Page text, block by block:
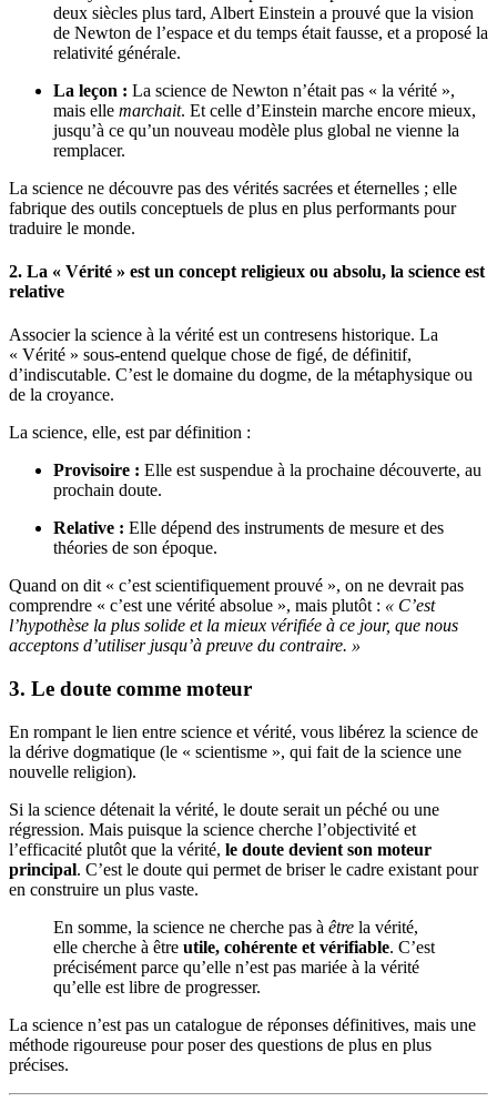
deux siècles plus tard, Albert Einstein a prouvé que la vision
de Newton de l’espace et du temps était fausse, et a proposé la
relativité générale.
La leçon : La science de Newton n’était pas « la vérité »,
mais elle marchait. Et celle d’Einstein marche encore mieux,
jusqu’à ce qu’un nouveau modèle plus global ne vienne la
remplacer.
La science ne découvre pas des vérités sacrées et éternelles ; elle
fabrique des outils conceptuels de plus en plus performants pour
traduire le monde.
2. La « Vérité » est un concept religieux ou absolu, la science est
relative
Associer la science à la vérité est un contresens historique. La
« Vérité » sous-entend quelque chose de figé, de définitif,
d’indiscutable. C’est le domaine du dogme, de la métaphysique ou
de la croyance.
La science, elle, est par définition :
Provisoire : Elle est suspendue à la prochaine découverte, au
prochain doute.
Relative : Elle dépend des instruments de mesure et des
théories de son époque.
Quand on dit « c’est scientifiquement prouvé », on ne devrait pas
comprendre « c’est une vérité absolue », mais plutôt : « C’est
l’hypothèse la plus solide et la mieux vérifiée à ce jour, que nous
acceptons d’utiliser jusqu’à preuve du contraire. »
3. Le doute comme moteur
En rompant le lien entre science et vérité, vous libérez la science de
la dérive dogmatique (le « scientisme », qui fait de la science une
nouvelle religion).
Si la science détenait la vérité, le doute serait un péché ou une
régression. Mais puisque la science cherche l’objectivité et
l’efficacité plutôt que la vérité, le doute devient son moteur
principal. C’est le doute qui permet de briser le cadre existant pour
en construire un plus vaste.
En somme, la science ne cherche pas à être la vérité,
elle cherche à être utile, cohérente et vérifiable. C’est
précisément parce qu’elle n’est pas mariée à la vérité
qu’elle est libre de progresser.
La science n’est pas un catalogue de réponses définitives, mais une
méthode rigoureuse pour poser des questions de plus en plus
précises.